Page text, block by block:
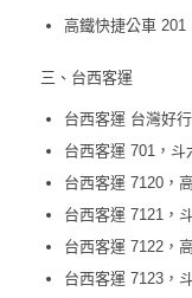
高鐵快捷公車 201
三、台西客運
台西客運 台灣好
台西客運 701，
台西客運 7120，
台西客運 7121，
台西客運 7122，
台西客運 7123，